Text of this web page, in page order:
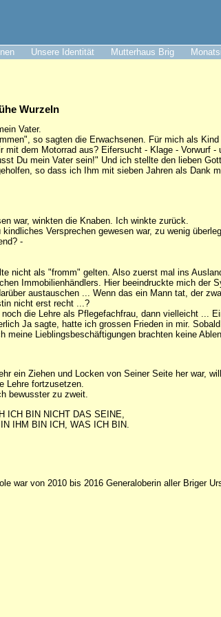
Unsere Identität Mutterhaus Brig
Wurzeln
Vater.
so sagten die Erwachsenen. Für mich als
dem Motorrad aus? Eifersucht - Klage - Vorwurf
Du mein Vater sein!" Und ich stellte den lieben
so dass ich Ihm mit sieben Jahren als Dank
war, winkten die Knaben. Ich winkte zurück.
Versprechen gewesen war, zu wenig
-
nicht als "fromm" gelten. Also zuerst mal ins
Immobilienhändlers. Hier beeindruckte mich der
austauschen ... Wenn das ein Mann tat, der
nicht erst recht ...?
die Lehre als Pflegefachfrau, dann vielleicht ...
Ja sagte, hatte ich grossen Frieden in mir.
meine Lieblingsbeschäftigungen brachten keine
ein Ziehen und Locken von Seiner Seite her war,
Lehre fortzusetzen.
bewusster zu zweit.
ICH BIN NICHT DAS SEINE,
IHM BIN ICH, WAS ICH BIN.
war von 2010 bis 2016 Generaloberin aller Briger